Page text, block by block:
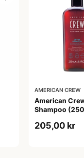
AMERICAN CREW
American
Shampoo
205,00 kr